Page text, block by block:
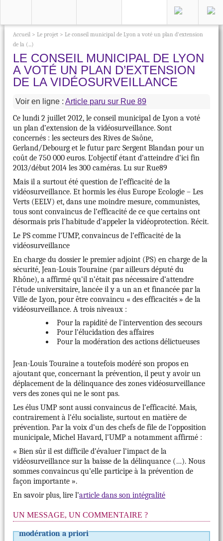
Accueil >Le projet >Le conseil municipal de Lyon a voté un plan d’extension
de la (...)
LE CONSEIL MUNICIPAL DE LYON
A VOTÉ UN PLAN D’EXTENSION
DE LA VIDÉOSURVEILLANCE
Voir en ligne :Article paru sur Rue 89
Ce lundi 2 juillet 2012, le conseil municipal de Lyon a voté
un plan d’extension de la vidéosurveillance. Sont
concernés : les secteurs des Rives de Saône,
Gerland/Debourg et le futur parc Sergent Blandan pour un
coût de 750 000 euros. L’objectif étant d’atteindre d’ici fin
2013/début 2014 les 300 caméras. Lu sur Rue89
Mais il a surtout été question de l’efficacité de la
vidéosurveillance. Et hormis les élus Europe Ecologie – Les
Verts (EELV) et, dans une moindre mesure, communistes,
tous sont convaincus de l’efficacité de ce que certains ont
désormais pris l’habitude d’appeler la vidéoprotection. Récit.
Le PS comme l’UMP, convaincus de l’efficacité de la
vidéosurveillance
En charge du dossier le premier adjoint (PS) en charge de la
sécurité, Jean-Louis Touraine (par ailleurs député du
Rhône), a affirmé qu’il n’était pas nécessaire d’attendre
l’étude universitaire, lancée il y a un an et financée par la
Ville de Lyon, pour être convaincu « des efficacités » de la
vidéosurveillance. A trois niveaux :
Pour la rapidité de l’intervention des secours
Pour l’élucidation des affaires
Pour la modération des actions délictueuses
Jean-Louis Touraine a toutefois modéré son propos en
ajoutant que, concernant la prévention, il peut y avoir un
déplacement de la délinquance des zones vidéosurveillance
vers des zones qui ne le sont pas.
Les élus UMP sont aussi convaincus de l’efficacité. Mais,
contrairement à l’élu socialiste, surtout en matière de
prévention. Par la voix d’un des chefs de file de l’opposition
municipale, Michel Havard, l’UMP a notamment affirmé :
« Bien sûr il est difficile d’évaluer l’impact de la
vidéosurveillance sur la baisse de la délinquance (…). Nous
sommes convaincus qu’elle participe à la prévention de
façon importante ».
En savoir plus, lire l’article dans son intégralité
UN MESSAGE, UN COMMENTAIRE ?
modération a priori